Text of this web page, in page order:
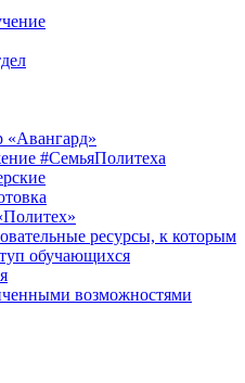
#СемьяПолитеха
ресурсы, к которым
обучающихся
возможностями